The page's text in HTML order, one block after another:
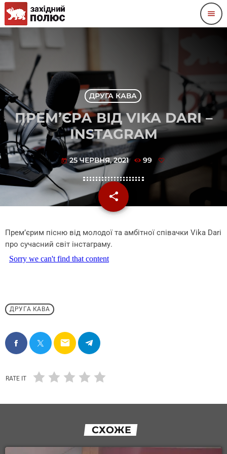
menu
ДРУГА КАВА
ПРЕМ’ЄРА ВІД VIKA DARI –
INSTAGRAM
today 25 ЧЕРВНЯ, 2021 99
share
email
Прем’єрим пісню від молодої та амбітної співачки Vika Dari
про сучасний світ інстаграму.
ДРУГА КАВА
email
RATE IT
СХОЖЕ